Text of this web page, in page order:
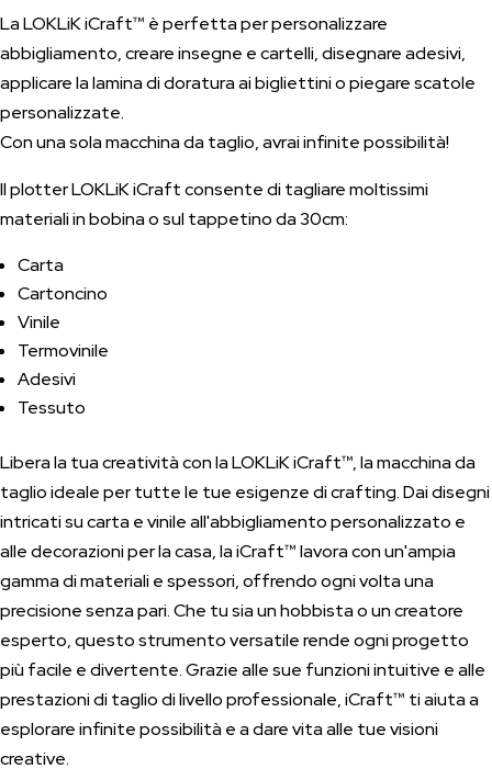
La LOKLiK iCraft™ è perfetta per personalizzare
abbigliamento, creare insegne e cartelli, disegnare adesivi,
applicare la lamina di doratura ai bigliettini o piegare scatole
personalizzate.
Con una sola macchina da taglio, avrai infinite possibilità!
Il plotter LOKLiK iCraft consente di tagliare moltissimi
materiali in bobina o sul tappetino da 30cm:
Carta
Cartoncino
Vinile
Termovinile
Adesivi
Tessuto
Libera la tua creatività con la LOKLiK iCraft™, la macchina da
taglio ideale per tutte le tue esigenze di crafting. Dai disegni
intricati su carta e vinile all'abbigliamento personalizzato e
alle decorazioni per la casa, la iCraft™ lavora con un'ampia
gamma di materiali e spessori, offrendo ogni volta una
precisione senza pari. Che tu sia un hobbista o un creatore
esperto, questo strumento versatile rende ogni progetto
più facile e divertente. Grazie alle sue funzioni intuitive e alle
prestazioni di taglio di livello professionale, iCraft™ ti aiuta a
esplorare infinite possibilità e a dare vita alle tue visioni
creative.